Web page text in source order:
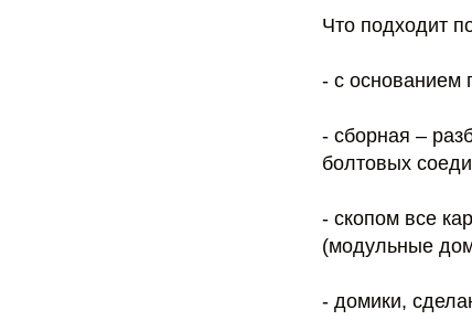
Что подходит
- с основанием
- сборная –
болтовых
- скопом все
(модульные
- домики,